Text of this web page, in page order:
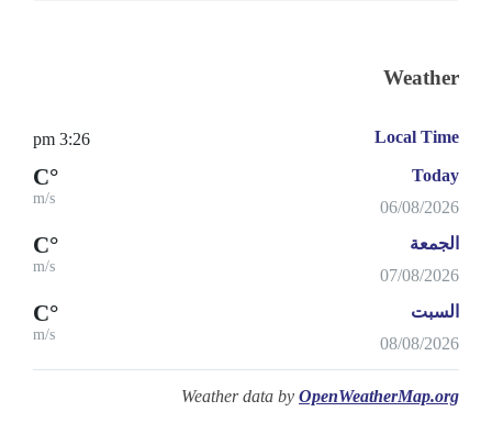
Weather
Local Time
3:26 pm
Today
06/08/2026
°C
m/s
الجمعة
07/08/2026
°C
m/s
السبت
08/08/2026
°C
m/s
Weather data by OpenWeatherMap.org